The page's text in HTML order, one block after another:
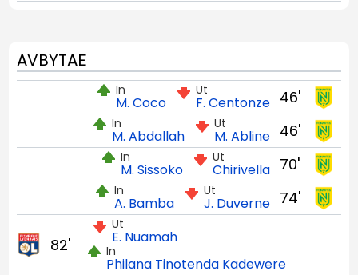
AVBYTAE
46'
Ut
F. Centonze
In
M. Coco
46'
Ut
M. Abline
In
M. Abdallah
70'
Ut
Chirivella
In
M. Sissoko
74'
Ut
J. Duverne
In
A. Bamba
Ut
E. Nuamah
In
Philana Tinotenda Kadewere
82'